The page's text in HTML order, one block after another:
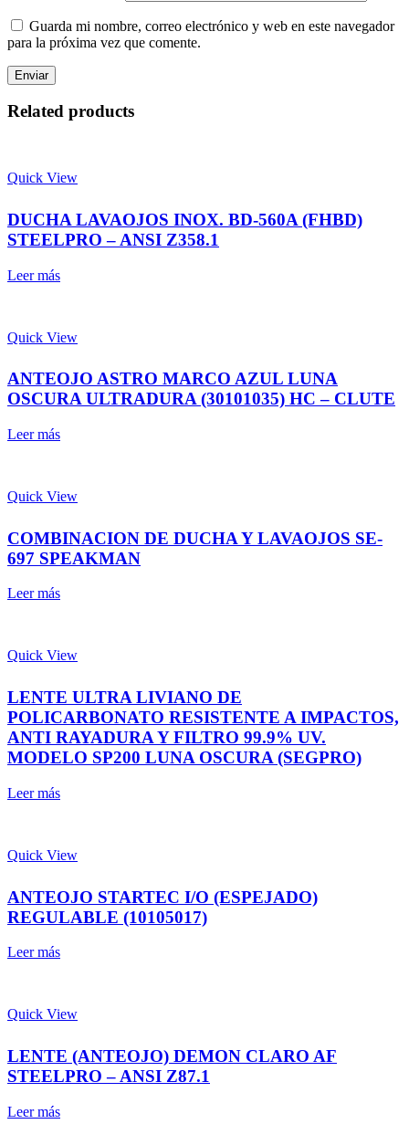
Guarda mi nombre, correo electrónico y web en este navegador
para la próxima vez que comente.
Related products
Quick View
DUCHA LAVAOJOS INOX. BD-560A (FHBD)
STEELPRO – ANSI Z358.1
Leer más
Quick View
ANTEOJO ASTRO MARCO AZUL LUNA
OSCURA ULTRADURA (30101035) HC – CLUTE
Leer más
Quick View
COMBINACION DE DUCHA Y LAVAOJOS SE-
697 SPEAKMAN
Leer más
Quick View
LENTE ULTRA LIVIANO DE
POLICARBONATO RESISTENTE A IMPACTOS,
ANTI RAYADURA Y FILTRO 99.9% UV.
MODELO SP200 LUNA OSCURA (SEGPRO)
Leer más
Quick View
ANTEOJO STARTEC I/O (ESPEJADO)
REGULABLE (10105017)
Leer más
Quick View
LENTE (ANTEOJO) DEMON CLARO AF
STEELPRO – ANSI Z87.1
Leer más